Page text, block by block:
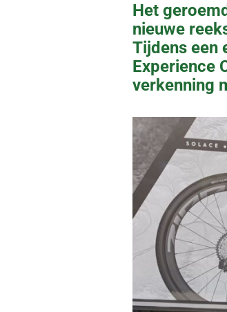
Het
nieuwe
Tijdens een
Experience
verkenning